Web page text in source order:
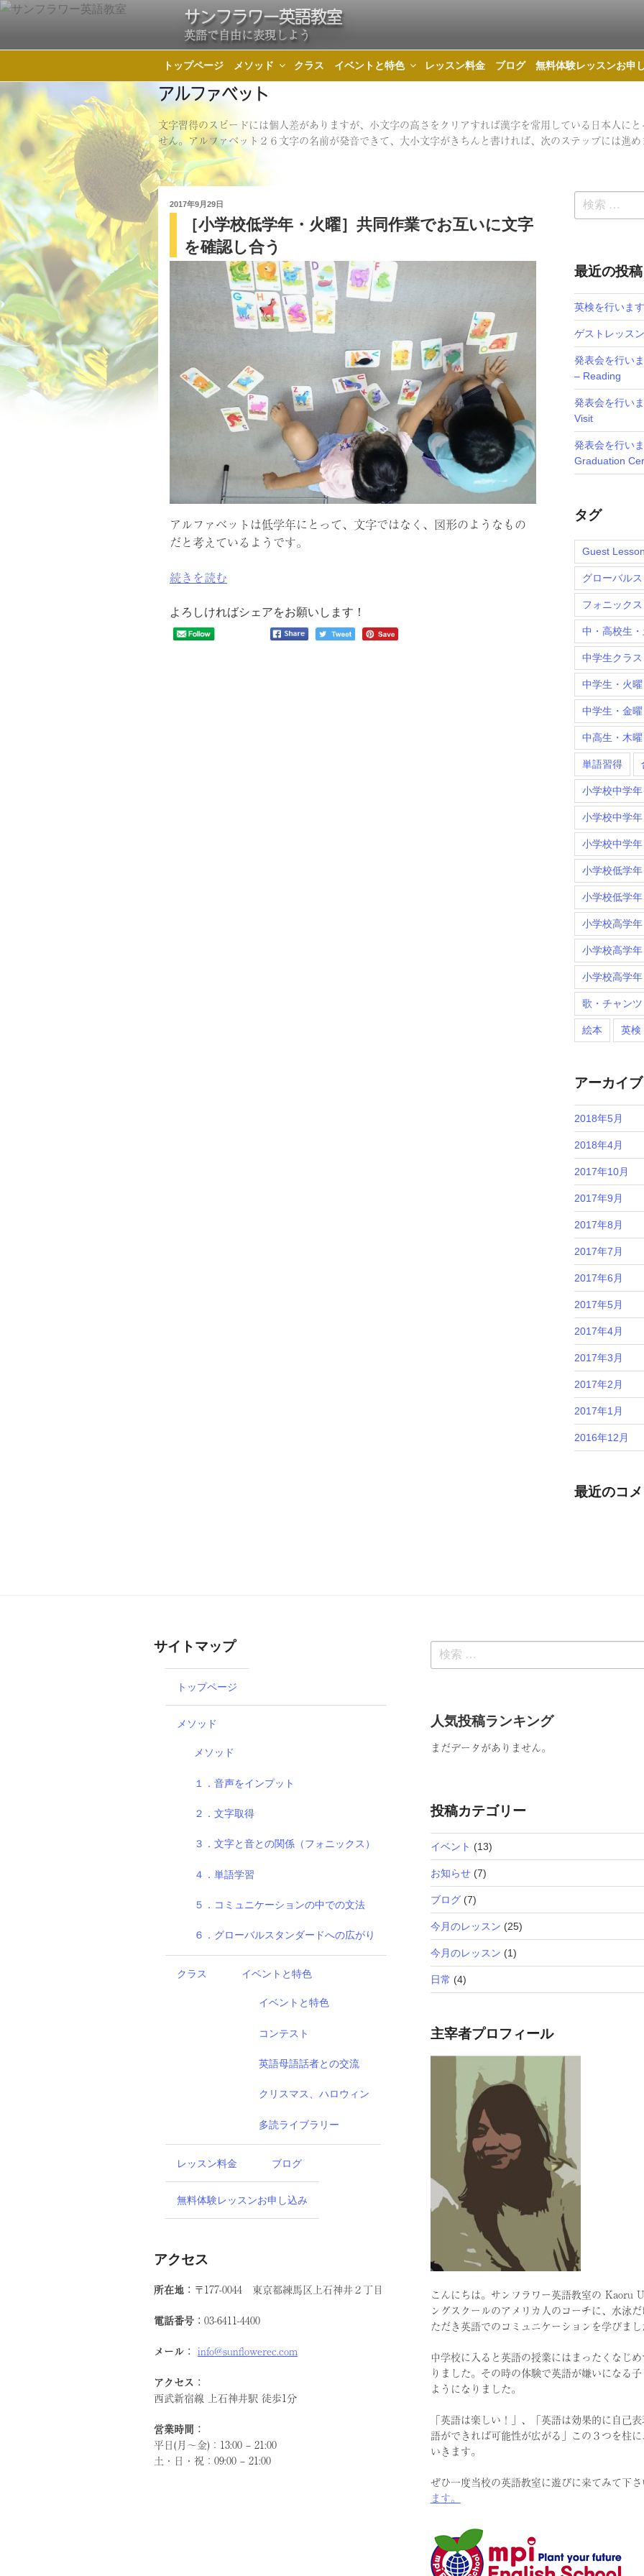
コ
ツ
へ
ス
プ
サンフラワー英語教室
英語で自由に表現しよう
トップページ メソッド クラス イベントと特色 レッスン料金 ブログ 無料体験レッスンお申
アルファベット
文字習得のスピードには個人差がありますが、小文字の高さをクリアすれば漢字を常用している日本人に
せん。アルファベット２６文字の名前が発音できて、大小文字がきちんと書ければ、次のステップには進
投
2017年9月29日
［小学校低学年・火曜］共同作業でお互いに文字
を確認し合う
アルファベットは低学年にとって、文字ではなく、図形のようなもの
だと考えているようです。
“［小
校
低
続きを読む
よろしければシェアをお願いします！
検
索:
最近の投稿
英検を行いま
ゲストレッス
発表会を行い
– Reading
発表会を行い
Visit
発表会を行い
Graduation
タグ
Guest
グローバル
フォニックス
中・高校生
中学生クラス
中学生・火
中学生・金
中高生・木
単語習得
小学校中学
小学校中学
小学校中学
小学校低学
小学校低学
小学校高学
小学校高学
小学校高学
歌・チャン
絵本 英検
アーカイブ
2018年5月
2018年4月
2017年10月
2017年9月
2017年8月
2017年7月
2017年6月
2017年5月
2017年4月
2017年3月
2017年2月
2017年1月
2016年12月
最近のコ
サイトマップ
トップページ
メソッド
メソッド
１．音声をインプット
２．文字取得
３．文字と音との関係（フォニックス）
４．単語学習
５．コミュニケーションの中での文法
６．グローバルスタンダードへの広がり
クラス イベントと特色
イベントと特色
コンテスト
英語母語話者との交流
クリスマス、ハロウィン
多読ライブラリー
レッスン料金 ブログ
無料体験レッスンお申し込み
アクセス
所在地： 〒177-0044 東京都練馬区上石神井２丁目
電話番号： 03-6411-4400
メール： info@sunflowerec.com
アクセス：
西武新宿線 上石神井駅 徒歩1分
営業時間：
平日(月～金)：13:00 – 21:00
土・日・祝：09:00 – 21:00
検
索:
人気投稿ランキング
まだデータがありません。
投稿カテゴリー
イベント (13)
お知らせ(7)
ブログ(7)
今月のレッスン (25)
今月のレッスン (1)
日常 (4)
主宰者プロフィール
こんにちは。サンフラワー英語教室の Kaoru
ングスクールのアメリカ人のコーチに、水泳
ただき英語でのコミュニケーションを学びま
中学校に入ると英語の授業にはまったくなじ
りました。その時の体験で英語が嫌いになる
ようになりました。
「英語は楽しい！」、「英語は効果的に自己
語ができれば可能性が広がる」この３つを柱
いきます。
ぜひ一度当校の英語教室に遊びに来てみて下
ます。